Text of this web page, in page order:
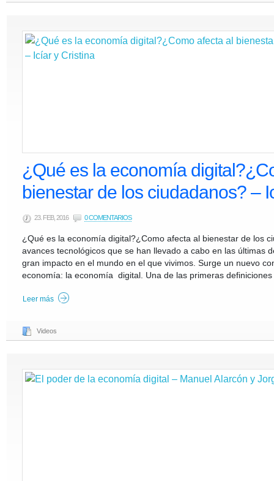
¿Qué es la economía
bienestar de los ciudadanos? –
23. FEB, 2016 0 COMENTARIOS
¿Qué es la economía digital?¿Como afecta al bienestar de los
avances tecnológicos que se han llevado a cabo en las últimas
gran impacto en el mundo en el que vivimos. Surge un nuevo
economía: la economía digital. Una de las primeras
Leer más
Videos